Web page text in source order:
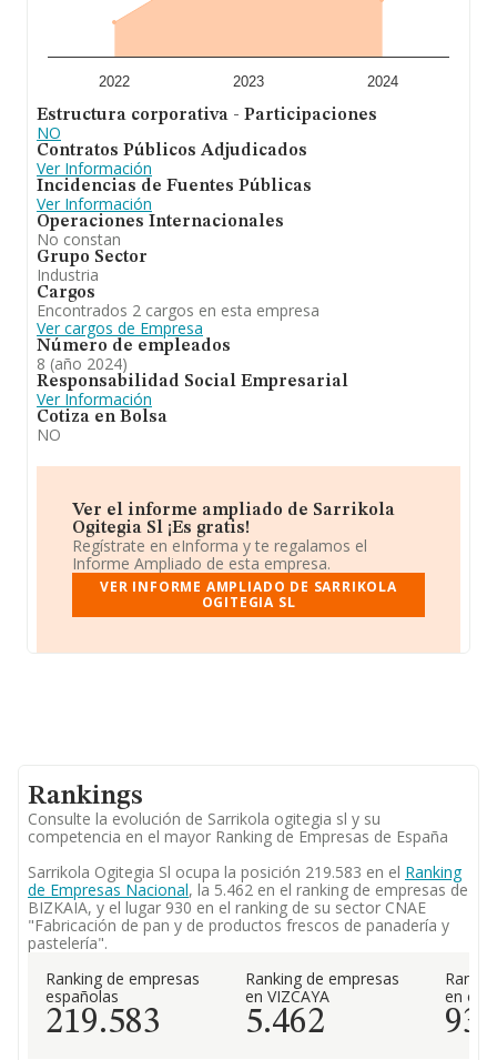
empresas, cuyas ventas en 2024 han alcanzado los 56
millones de euros. Con el fin de ampliar la información
constitución es de 20 años. La media de empleados de
las empresas es de 6.
En definitiva, la actividad deSarrikola Ogitegia S.L
comercialización de productos relacionados con el pan,
la bolleria y la pasteleria. Se ha posicionado más abajo
en el ranking de provincia frente al 2023.
2022 2023 2024
Estructura corporativa - Participaciones
NO
Contratos Públicos Adjudicados
Ver Información
Incidencias de Fuentes Públicas
Ver Información
Operaciones Internacionales
No constan
Grupo Sector
Industria
Cargos
Encontrados 2 cargos en esta empresa
Ver cargos de Empresa
Número de empleados
8 (año 2024)
Responsabilidad Social Empresarial
Ver Información
Cotiza en Bolsa
NO
Ver el informe ampliado de Sarrikola
Ogitegia Sl ¡Es gratis!
Regístrate en eInforma y te regalamos el
Informe Ampliado de esta empresa.
VER INFORME AMPLIADO DE SARRIKOLA
OGITEGIA SL
Rankings
Consulte la evolución de Sarrikola ogitegia sl y su
competencia en el mayor Ranking de Empresas de España
Sarrikola Ogitegia Sl ocupa la posición 219.583 en el Ranking
de Empresas Nacional, la 5.462 en el ranking de empresas de
BIZKAIA, y el lugar 930 en el ranking de su sector CNAE
"Fabricación de pan y de productos frescos de panadería y
pastelería".
Ranking de empresas
españolas
219.583
Ranking de empresas
en VIZCAYA
5.462
en el
930